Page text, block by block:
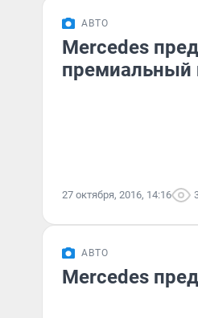
АВТО
Mercedes
премиальный
27 октября, 2016, 14:16
АВТО
Mercedes